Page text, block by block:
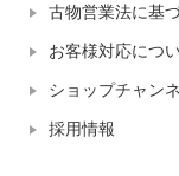
古物営業法に基
お客様対応につ
ショップチャン
採用情報